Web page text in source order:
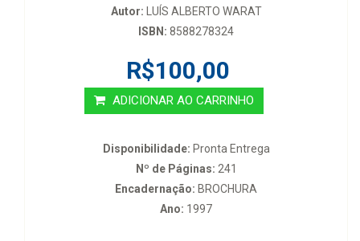
Autor: LUÍS ALBERTO WARAT
ISBN: 8588278324
R$100,00
ADICIONAR AO CARRINHO
Disponibilidade: Pronta Entrega
Nº de Páginas: 241
Encadernação: BROCHURA
Ano: 1997